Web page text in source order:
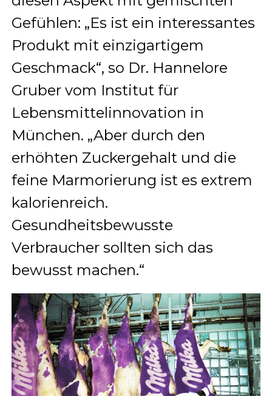
Gefühlen: „Es ist ein interessantes
Produkt mit einzigartigem
Geschmack“, so Dr. Hannelore
Gruber vom Institut für
Lebensmittelinnovation in
München. „Aber durch den
erhöhten Zuckergehalt und die
feine Marmorierung ist es extrem
kalorienreich.
Gesundheitsbewusste
Verbraucher sollten sich das
bewusst machen.“